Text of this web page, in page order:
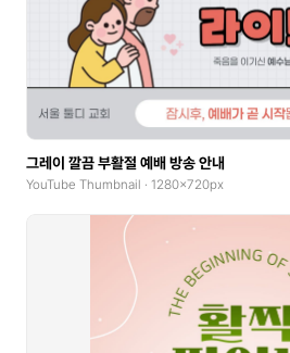
그레이 깔끔 부활절 예배 방송 안내
YouTube Thumbnail · 1280x720px